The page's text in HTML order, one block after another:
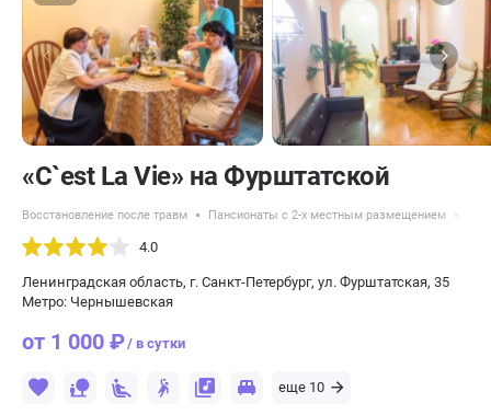
«C`est La Vie» на Фурштатской
Восстановление после травм Пансионаты с 2-х местным размещением
4.0
Ленинградская область, г. Санкт-Петербург, ул. Фурштатская, 35
Метро: Чернышевская
от 1 000 ₽/ в сутки
еще 10